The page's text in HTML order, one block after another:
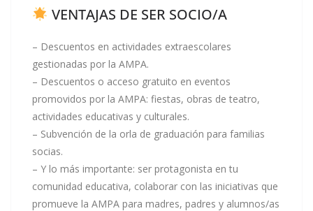
VENTAJAS DE SER SOCIO/A
– Descuentos en actividades extraescolares
gestionadas por la AMPA.
– Descuentos o acceso gratuito en eventos
promovidos por la AMPA: fiestas, obras de teatro,
actividades educativas y culturales.
– Subvención de la orla de graduación para familias
socias.
– Y lo más importante: ser protagonista en tu
comunidad educativa, colaborar con las iniciativas que
promueve la AMPA para madres, padres y alumnos/as